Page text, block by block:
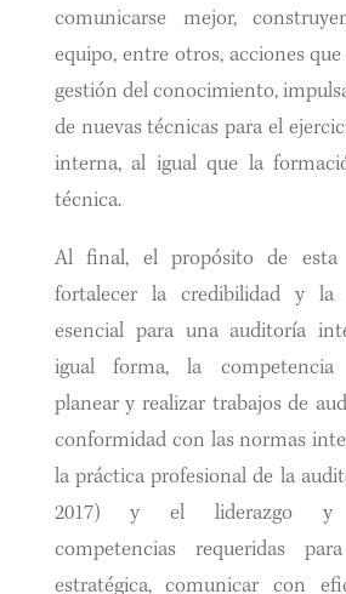
comunicarse mejor,
equipo, entre otros, acciones
gestión del conocimiento,
de nuevas técnicas para el
interna, al igual que la
técnica.
Al final, el propósito de
fortalecer la credibilidad y la
esencial para una auditoría
igual forma, la competencia
planear y realizar trabajos de
conformidad con las normas
la práctica profesional de la
2017) y el liderazgo y
competencias requeridas
estratégica, comunicar con